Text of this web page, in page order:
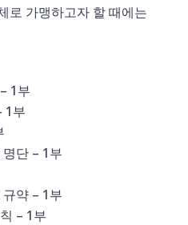
로 가맹하고자 할 때에는
1부
1부
단 – 1부
약 – 1부
– 1부